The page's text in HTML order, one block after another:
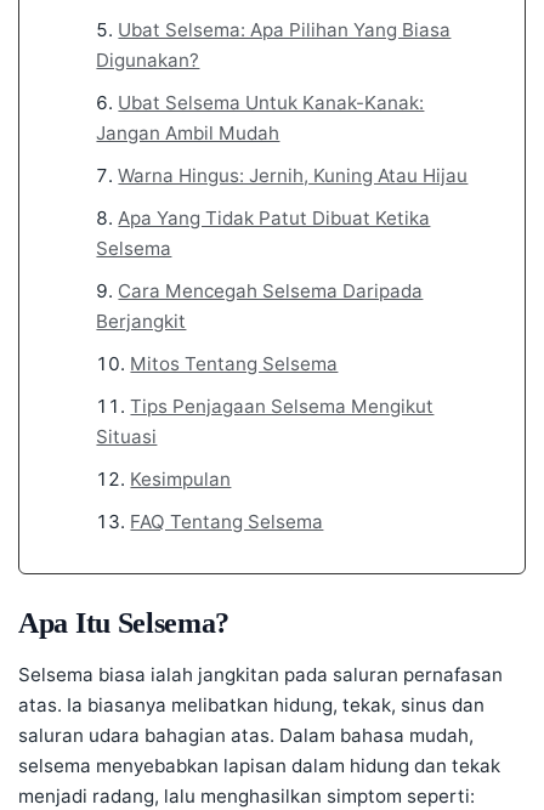
Ubat Selsema: Apa Pilihan Yang Biasa
Digunakan?
Ubat Selsema Untuk Kanak-Kanak:
Jangan Ambil Mudah
Warna Hingus: Jernih, Kuning Atau Hijau
Apa Yang Tidak Patut Dibuat Ketika
Selsema
Cara Mencegah Selsema Daripada
Berjangkit
Mitos Tentang Selsema
Tips Penjagaan Selsema Mengikut
Situasi
Kesimpulan
FAQ Tentang Selsema
Apa Itu Selsema?
Selsema biasa ialah jangkitan pada saluran pernafasan
atas. Ia biasanya melibatkan hidung, tekak, sinus dan
saluran udara bahagian atas. Dalam bahasa mudah,
selsema menyebabkan lapisan dalam hidung dan tekak
menjadi radang, lalu menghasilkan simptom seperti: